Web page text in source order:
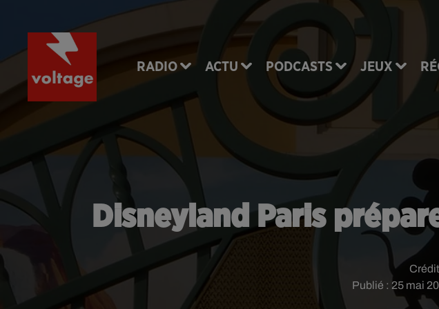
RADIO ACTU PODCASTS JEUX
Disneyland Paris
Publié : 25 mai